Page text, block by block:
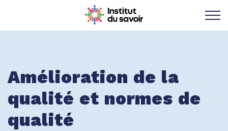
Institut du savoir
Amélioration de la
qualité et normes de
qualité